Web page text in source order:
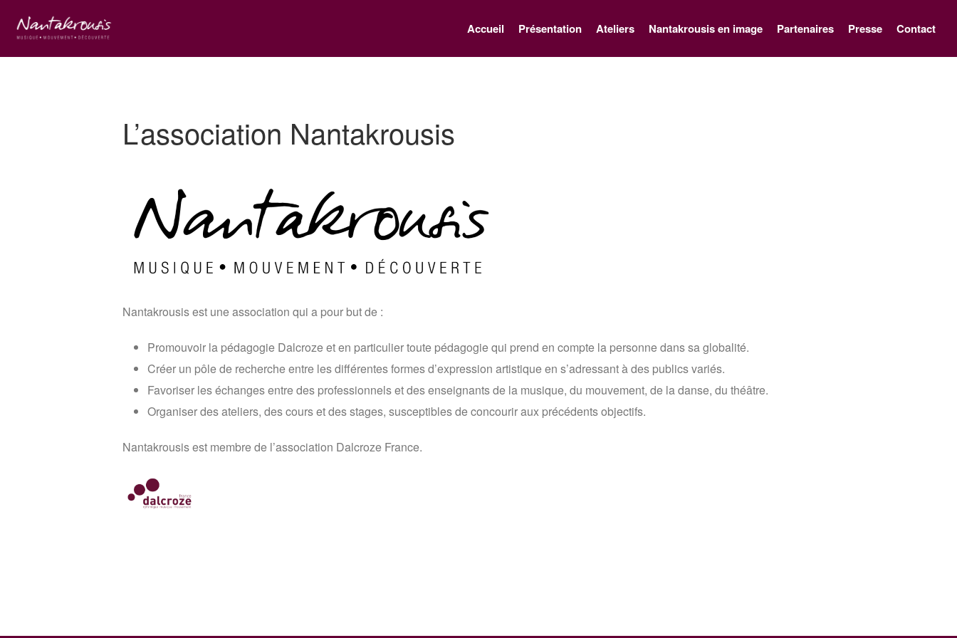
Accueil Présentation Ateliers Nantakrousis en image Partenaires Presse Contact
L’association Nantakrousis
Nantakrousis est une association qui a pour but de :
Promouvoir la pédagogie Dalcroze et en particulier toute pédagogie qui prend en compte la personne dans sa globalité.
Créer un pôle de recherche entre les différentes formes d’expression artistique en s’adressant à des publics variés.
Favoriser les échanges entre des professionnels et des enseignants de la musique, du mouvement, de la danse, du théâtre.
Organiser des ateliers, des cours et des stages, susceptibles de concourir aux précédents objectifs.
Nantakrousis est membre de l’association Dalcroze France.